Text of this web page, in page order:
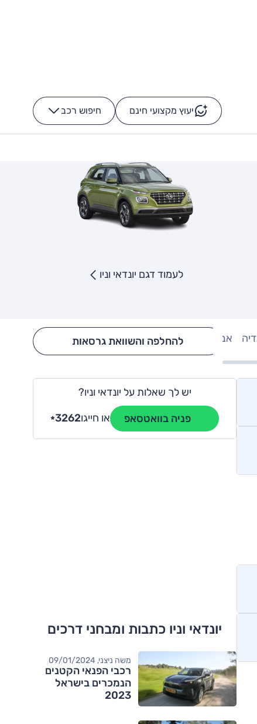
יעוץ מקצועי חינם חיפוש רכב -
לעמוד דגם יונדאי וניו
אבזור Hide config section
להחלפה והשוואת גרסאות
יש לך שאלות על יונדאי וניו?
פניה בוואטסאפ או חייגו *3262
יונדאי וניו כתבות ומבחני דרכים
משה ניצני, 09/01/2024
רכבי הפנאי הקטנים
הנמכרים בישראל
2023